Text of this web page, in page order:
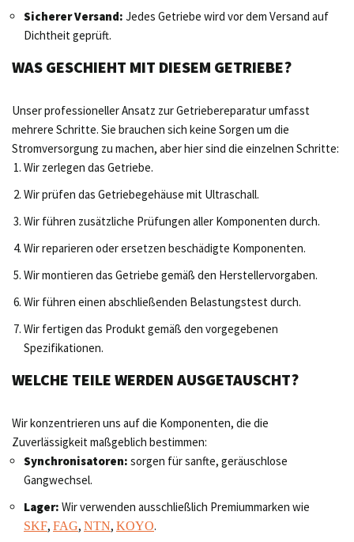
Sicherer Versand: Jedes Getriebe wird vor dem Versand auf
Dichtheit geprüft.
WAS GESCHIEHT MIT DIESEM GETRIEBE?
Unser professioneller Ansatz zur Getriebereparatur umfasst
mehrere Schritte. Sie brauchen sich keine Sorgen um die
Stromversorgung zu machen, aber hier sind die einzelnen Schritte:
Wir zerlegen das Getriebe.
Wir prüfen das Getriebegehäuse mit Ultraschall.
Wir führen zusätzliche Prüfungen aller Komponenten durch.
Wir reparieren oder ersetzen beschädigte Komponenten.
Wir montieren das Getriebe gemäß den Herstellervorgaben.
Wir führen einen abschließenden Belastungstest durch.
Wir fertigen das Produkt gemäß den vorgegebenen
Spezifikationen.
WELCHE TEILE WERDEN AUSGETAUSCHT?
Wir konzentrieren uns auf die Komponenten, die die
Zuverlässigkeit maßgeblich bestimmen:
Synchronisatoren: sorgen für sanfte, geräuschlose
Gangwechsel.
Lager: Wir verwenden ausschließlich Premiummarken wie
SKF, FAG, NTN, KOYO.